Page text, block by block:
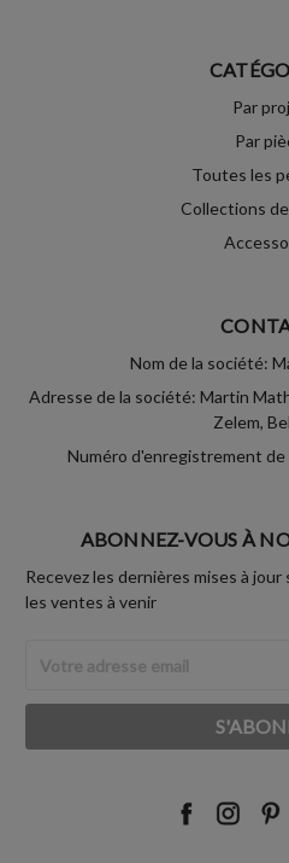
Par
Par
Toutes les
Collections
Nom de la société:
Adresse de la société: Martin
Zelem,
Numéro d'enregistrement
ABONNEZ-VOUS À
Recevez les dernières mises à
les ventes à venir
Email